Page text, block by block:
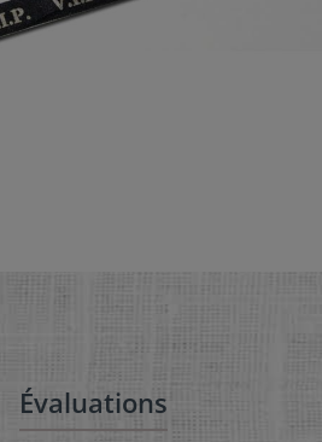
Évaluations